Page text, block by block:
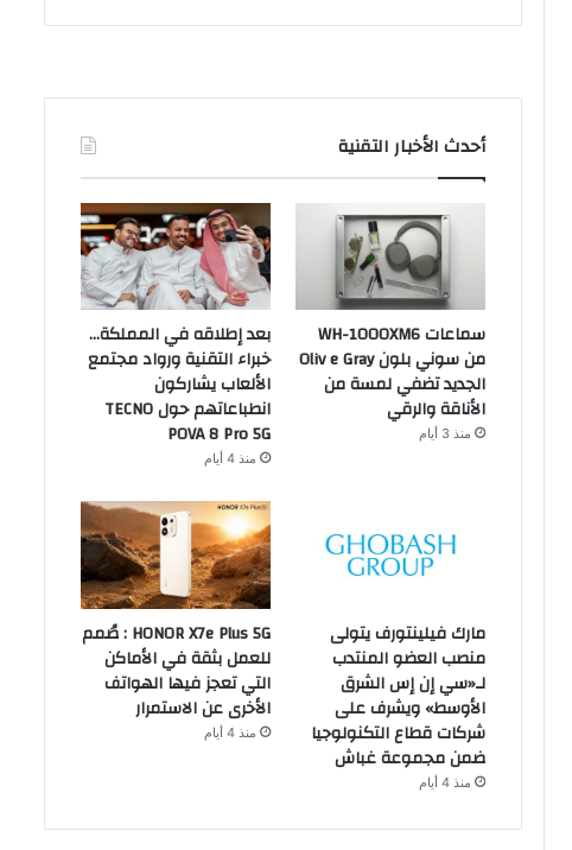
أحدث الأخبار التقنية
سماعات WH-1000XM6
من سوني بلون Oliv e Gray
الجديد تضفي لمسة من
الأناقة والرقي
منذ 3 أيام
بعد إطلاقه في المملكة…
خبراء التقنية ورواد مجتمع
الألعاب يشاركون
انطباعاتهم حول TECNO
POVA 8 Pro 5G
منذ 4 أيام
مارك فيلينتورف يتولى
منصب العضو المنتدب
لـ«سي إن إس الشرق
الأوسط» ويشرف على
شركات قطاع التكنولوجيا
ضمن مجموعة غباش
منذ 4 أيام
HONOR X7e Plus 5G : صُمم
للعمل بثقة في الأماكن
التي تعجز فيها الهواتف
الأخرى عن الاستمرار
منذ 4 أيام